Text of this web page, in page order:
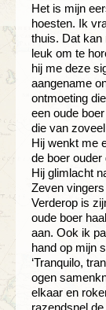
Het is mijn
hoesten. Ik
thuis. Dat kan
leuk om te
hij me deze
aangename
ontmoeting
een oude
die van
Hij wenkt me
de boer
Hij glimlacht
Zeven
Verderop is
oude boer
aan. Ook ik
hand op mijn
‘Tranquilo,
ogen
elkaar en
razendsnel